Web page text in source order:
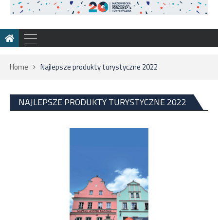
Home Najlepsze produkty turystyczne 2022
NAJLEPSZE PRODUKTY TURYSTYCZNE 2022